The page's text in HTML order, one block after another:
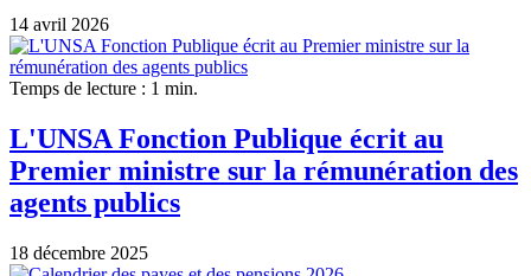
14 avril 2026
Temps de lecture : 1 min.
L'UNSA Fonction Publique écrit au
Premier ministre sur la rémunération des
agents publics
18 décembre 2025